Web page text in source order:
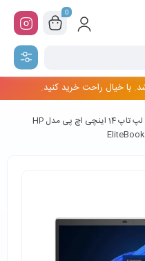
0
با خیال راحت خرید کنید.
لپ تاپ 14 اینچی اچ پی مدل HP
EliteBook